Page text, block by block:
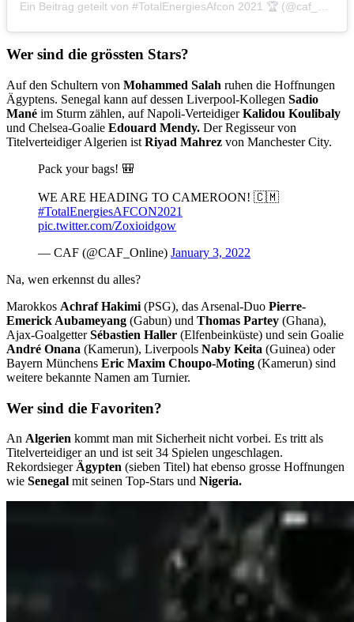
Wer sind die grössten Stars?
Auf den Schultern von Mohammed Salah ruhen die Hoffnungen
Ägyptens. Senegal kann auf dessen Liverpool-Kollegen Sadio
Mané im Sturm zählen, auf Napoli-VerteidigerKalidou Koulibaly
und Chelsea-Goalie Edouard Mendy. Der Regisseur von
Titelverteidiger Algerien ist Riyad Mahrez von Manchester City.
Pack your bags! 🎒
WE ARE HEADING TO CAMEROON! 🇨🇲
#TotalEnergiesAFCON2021
pic.twitter.com/Zoxioidgow
— CAF (@CAF_Online) January 3, 2022
Na, wen erkennst du alles?
Marokkos Achraf Hakimi (PSG), das Arsenal-Duo Pierre-
Emerick Aubameyang (Gabun) und Thomas Partey (Ghana),
Ajax-GoalgetterSébastien Haller (Elfenbeinküste) und sein Goalie
André Onana (Kamerun), Liverpools Naby Keita (Guinea) oder
Bayern Münchens Eric Maxim Choupo-Moting (Kamerun) sind
weitere bekannte Namen am Turnier.
Wer sind die Favoriten?
An Algerien kommt man mit Sicherheit nicht vorbei. Es tritt als
Titelverteidiger an und ist seit 34 Spielen ungeschlagen.
Rekordsieger Ägypten (sieben Titel) hat ebenso grosse Hoffnungen
wie Senegal mit seinen Top-Stars und Nigeria.